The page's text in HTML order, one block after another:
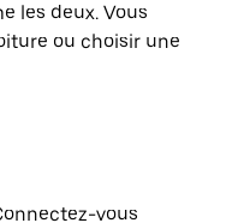
les deux. Vous
ou choisir une
vous